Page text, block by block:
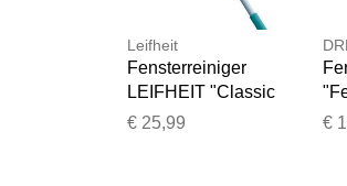
Leifheit
Fensterreiniger
LEIFHEIT "Classic
Window Cleaner
€ 25,99 €